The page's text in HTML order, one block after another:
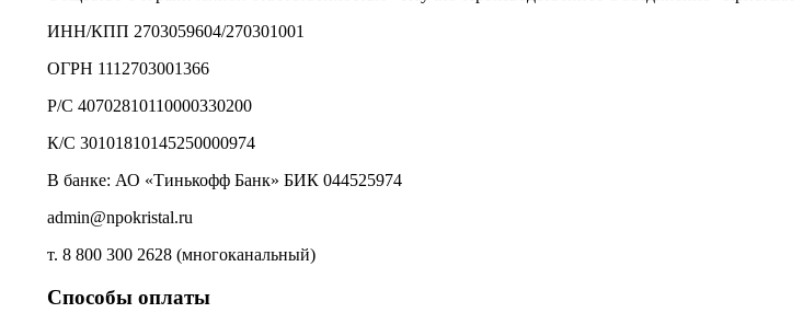
ИНН/КПП 2703059604/270301001
ОГРН 1112703001366
Р/С 40702810110000330200
К/С 30101810145250000974
В банке: АО «Тинькофф Банк» БИК 044525974
admin@npokristal.ru
т. 8 800 300 2628 (многоканальный)
Способы оплаты